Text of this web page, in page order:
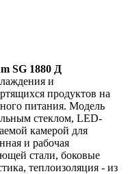
SG 1880 Д
и
продуктов на
питания. Модель
стеклом, LED-
камерой для
и рабочая
стали, боковые
теплоизоляция - из